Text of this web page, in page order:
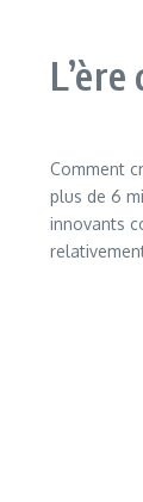
Comment
plus de 6
innovants